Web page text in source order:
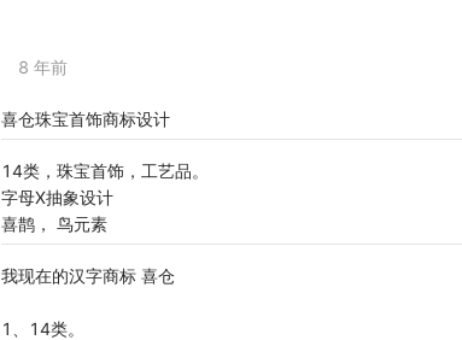
8 年前
喜仓珠宝首饰商标设计
14类，珠宝首饰，工艺品。
字母X抽象设计
喜鹊， 鸟元素
我现在的汉字商标 喜仓
1、14类。